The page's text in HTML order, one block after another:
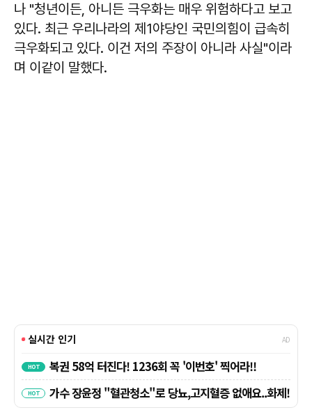
나 "청년이든, 아니든 극우화는 매우 위험하다고 보고
있다. 최근 우리나라의 제1야당인 국민의힘이 급속히
극우화되고 있다. 이건 저의 주장이 아니라 사실"이라
며 이같이 말했다.